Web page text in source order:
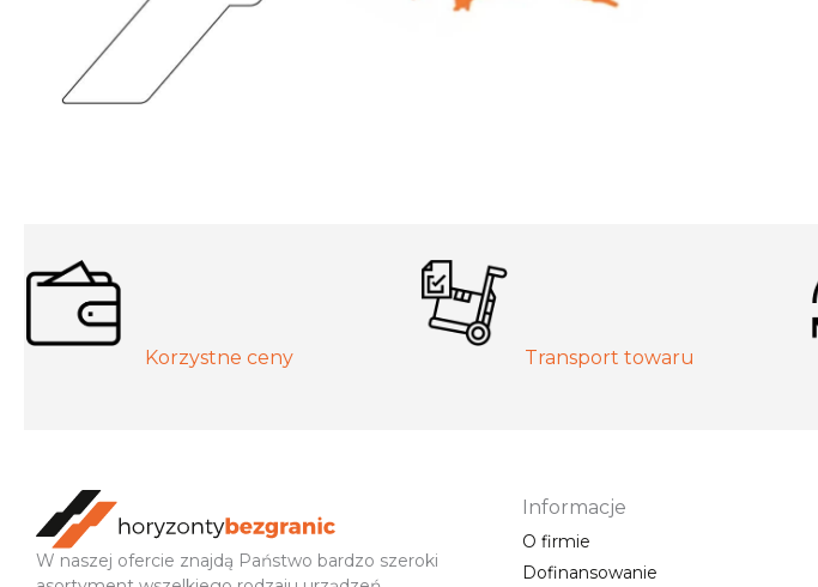
Korzystne ceny Transport towaru
W naszej ofercie znajdą Państwo bardzo szeroki
Informacje
O firmie
Dofinansowanie